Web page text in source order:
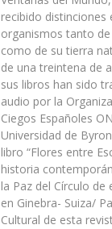
recibido distinciones
organismos tanto
como de su tierra
de una treintena de
sus libros han sido
audio por la
Ciegos Españoles
Universidad de
libro “Flores entre
historia
la Paz del Círculo
en Ginebra- Suiza/
Cultural de esta